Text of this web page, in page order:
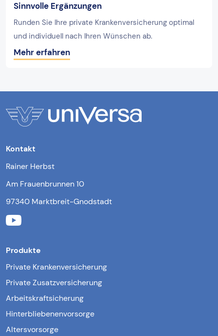
Sinnvolle Ergänzungen
Runden Sie Ihre private Krankenversicherung optimal
und individuell nach Ihren Wünschen ab.
Mehr erfahren
Kontakt
Rainer Herbst
Am Frauenbrunnen 10
97340 Marktbreit-Gnodstadt
Produkte
Private Krankenversicherung
Private Zusatzversicherung
Arbeitskraftsicherung
Hinterbliebenenvorsorge
Altersvorsorge